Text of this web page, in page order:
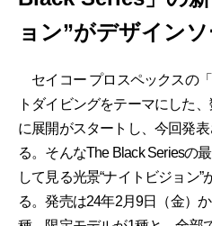
ョン”がデザインソ
セイコー プロスペックスの
トダイビングをテーマにした
に展開がスタートし、今回発
る。そんなThe Black Seriesの
して見る光景“ナイトビジョン
る。発売は24年2月9日（金）